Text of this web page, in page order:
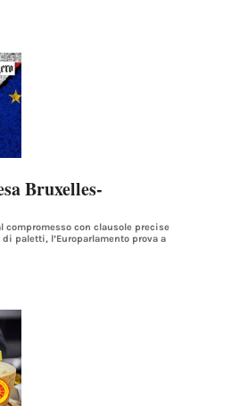
Bruxelles-
compromesso con clausole precise
paletti, l’Europarlamento prova a